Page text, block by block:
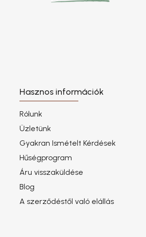
Hasznos információk
Rólunk
Üzletünk
Gyakran Ismételt Kérdések
Hűségprogram
Áru visszaküldése
Blog
A szerződéstől való elállás